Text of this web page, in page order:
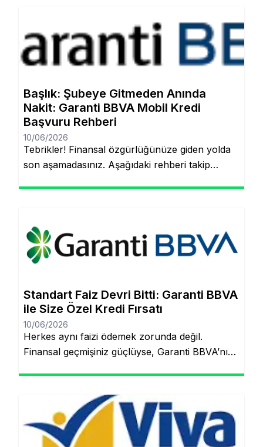
Başlık: Şubeye Gitmeden Anında
Nakit: Garanti BBVA Mobil Kredi
Başvuru Rehberi
10/06/2026
Tebrikler! Finansal özgürlüğünüze giden yolda
son aşamadasınız. Aşağıdaki rehberi takip
artık çok daha kolay! Şubeye gitmenize veya
tomarla evrak imzalamanıza gerek kalmadan,
Garanti BBVA’nın dijital müşteri olma
sağlayabilirsiniz. İşte pürüzsüz bir deneyim için
Standart Faiz Devri Bitti: Garanti BBVA
ile Size Özel Kredi Fırsatı
10/06/2026
Herkes aynı faizi ödemek zorunda değil.
Finansal geçmişiniz güçlüyse, Garanti BBVA’nın
Aynı sayfada kalacaksınız. Standart Kredi
Anlayışı Tarih Oluyor: Başkalarının Finansal
Riskini Neden Siz Üstlenesiniz? Yıllardır
bankacılık sektöründe adil olmayan bir durum